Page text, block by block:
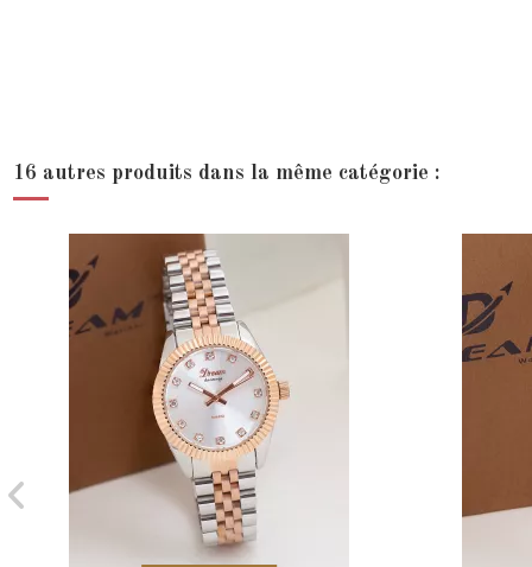
16 autres produits dans la même catégorie :